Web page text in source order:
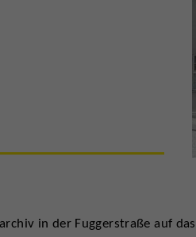
in der Fuggerstraße auf